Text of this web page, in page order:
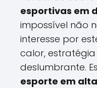
esportivas em
impossível não
interesse por
calor,
deslumbrante.
esporte em